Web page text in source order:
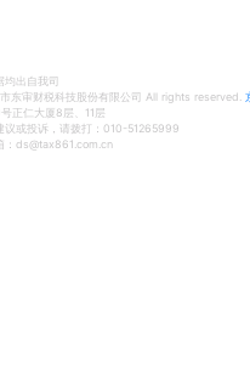
均出自我司
东审财税科技股份有限公司 All rights reserved.
正仁大厦8层、11层
议或投诉，请拨打：010-51265999
：ds@tax861.com.cn